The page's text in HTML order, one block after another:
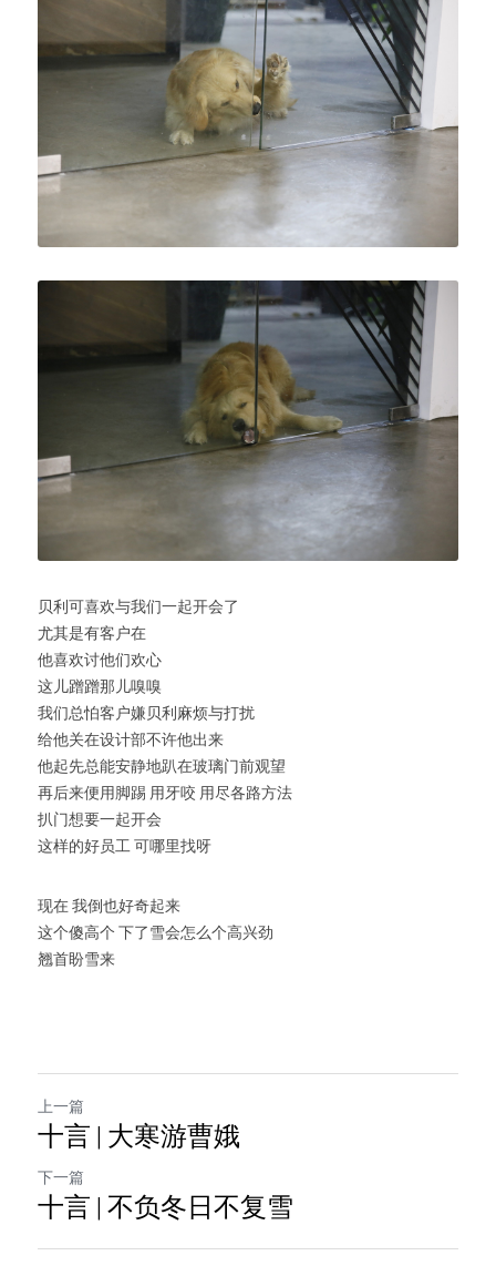
贝利可喜欢与我们一起开会了
尤其是有客户在
他喜欢讨他们欢心
这儿蹭蹭那儿嗅嗅
我们总怕客户嫌贝利麻烦与打扰
给他关在设计部不许他出来
他起先总能安静地趴在玻璃门前观望
再后来便用脚踢 用牙咬 用尽各路方法
扒门想要一起开会
这样的好员工 可哪里找呀
现在 我倒也好奇起来
这个傻高个 下了雪会怎么个高兴劲
翘首盼雪来
上一篇
十言 | 大寒游曹娥
下一篇
十言 | 不负冬日不复雪